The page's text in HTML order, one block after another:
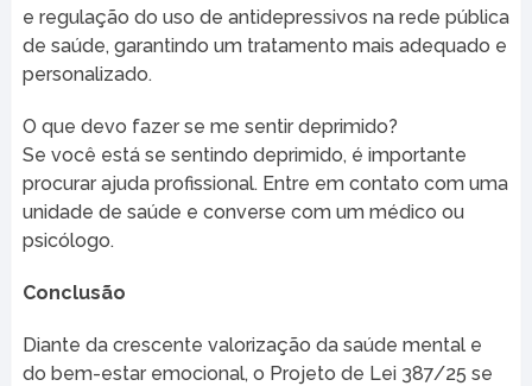
e regulação do uso de antidepressivos na rede pública
de saúde, garantindo um tratamento mais adequado e
personalizado.
O que devo fazer se me sentir deprimido?
Se você está se sentindo deprimido, é importante
procurar ajuda profissional. Entre em contato com uma
unidade de saúde e converse com um médico ou
psicólogo.
Conclusão
Diante da crescente valorização da saúde mental e
do bem-estar emocional, o Projeto de Lei 387/25 se